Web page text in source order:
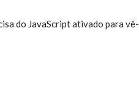
do JavaScript ativado para vê-